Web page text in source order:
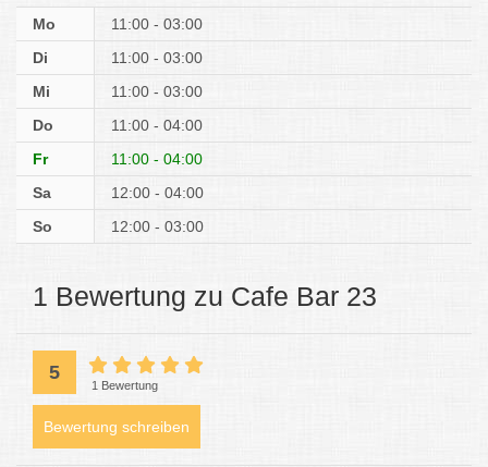
Mo
11:00 - 03:00
Di
11:00 - 03:00
Mi
11:00 - 03:00
Do
11:00 - 04:00
Fr
11:00 - 04:00
Sa
12:00 - 04:00
So
12:00 - 03:00
1 Bewertung zu Cafe Bar 23
5
1 Bewertung
Bewertung schreiben